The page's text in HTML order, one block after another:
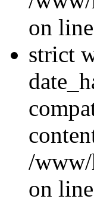
on
strict
/www/
on